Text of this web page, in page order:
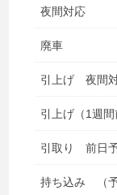
夜間対応
廃車
引上げ 夜間
引上げ（1週間
引取り 前日
持ち込み （予